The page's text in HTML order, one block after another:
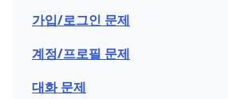
가입/로그인 문제
계정/프로필 문제
대화 문제